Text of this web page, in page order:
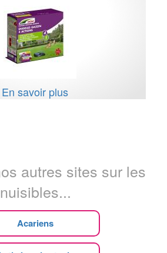
En savoir plus
autres sites sur les
nuisibles...
Acariens